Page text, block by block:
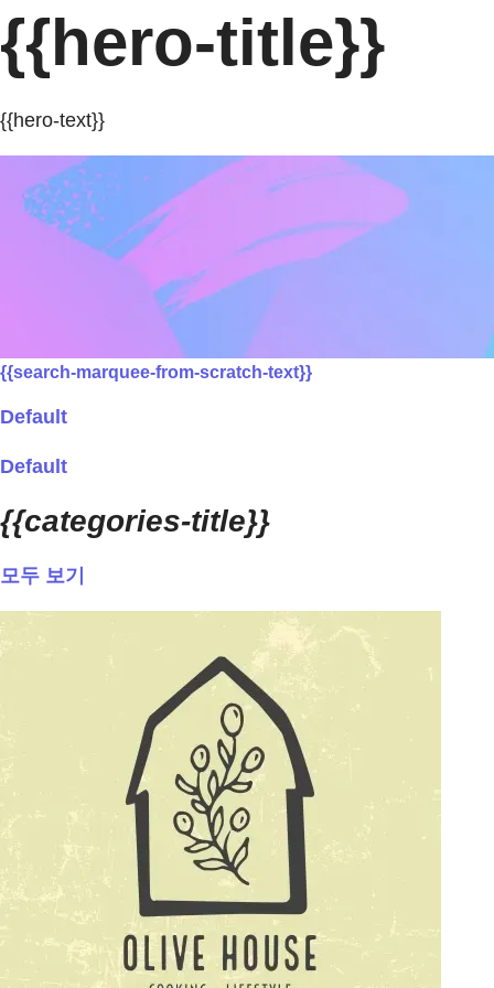
{{hero-title}}
{{hero-text}}
{{search-marquee-from-scratch-text}}
Default
Default
{{categories-title}}
모두 보기